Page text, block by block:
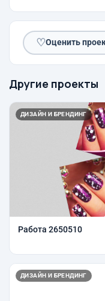
♡Оценить
Другие проекты
ДИЗАЙН И БРЕНДИНГ
Работа 2650510
ДИЗАЙН И БРЕНДИНГ